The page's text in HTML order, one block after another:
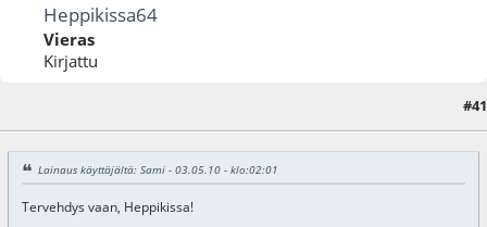
Heppikissa64
Vieras
Kirjattu
#41
Lainaus käyttäjältä: Sami - 03.05.10 - klo:02:01
Tervehdys vaan, Heppikissa!